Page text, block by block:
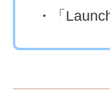
・「